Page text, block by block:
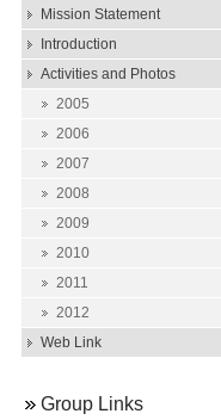
Mission Statement
Introduction
Activities and Photos
2005
2006
2007
2008
2009
2010
2011
2012
Web Link
Group Links